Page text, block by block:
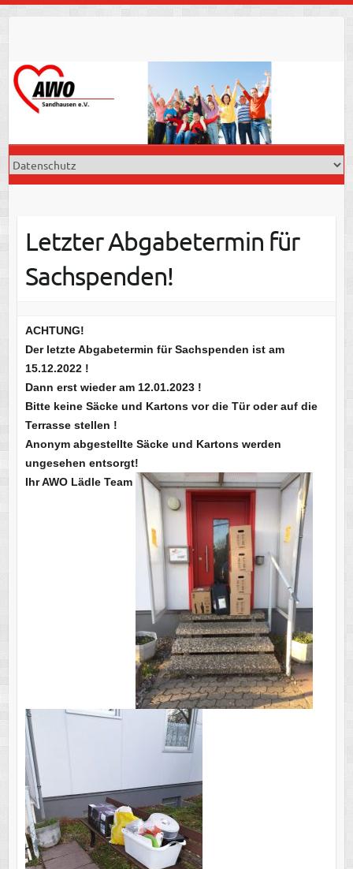
Letzter Abgabetermin für
Sachspenden!
ACHTUNG!
Der letzte Abgabetermin für Sachspenden ist am
15.12.2022 !
Dann erst wieder am 12.01.2023 !
Bitte keine Säcke und Kartons vor die Tür oder auf die
Terrasse stellen !
Anonym abgestellte Säcke und Kartons werden
ungesehen entsorgt!
Ihr AWO Lädle Team